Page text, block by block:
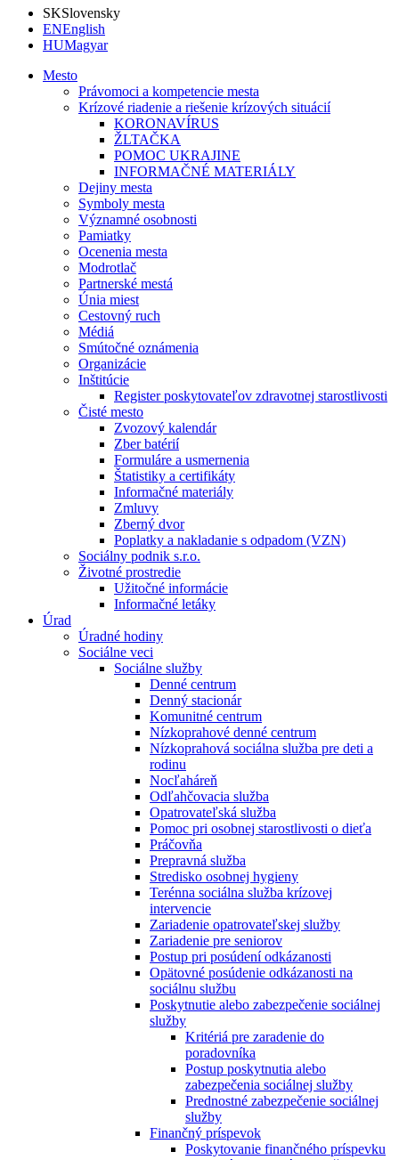
SKSlovensky
ENEnglish
HUMagyar
Mesto
Právomoci a kompetencie mesta
Krízové riadenie a riešenie krízových situácií
KORONAVÍRUS
ŽLTAČKA
POMOC UKRAJINE
INFORMAČNÉ MATERIÁLY
Dejiny mesta
Symboly mesta
Významné osobnosti
Pamiatky
Ocenenia mesta
Modrotlač
Partnerské mestá
Únia miest
Cestovný ruch
Médiá
Smútočné oznámenia
Organizácie
Inštitúcie
Register poskytovateľov zdravotnej starostlivosti
Čisté mesto
Zvozový kalendár
Zber batérií
Formuláre a usmernenia
Štatistiky a certifikáty
Informačné materiály
Zmluvy
Zberný dvor
Poplatky a nakladanie s odpadom (VZN)
Sociálny podnik s.r.o.
Životné prostredie
Užitočné informácie
Informačné letáky
Úrad
Úradné hodiny
Sociálne veci
Sociálne služby
Denné centrum
Denný stacionár
Komunitné centrum
Nízkoprahové denné centrum
Nízkoprahová sociálna služba pre deti a
rodinu
Nocľaháreň
Odľahčovacia služba
Opatrovateľská služba
Pomoc pri osobnej starostlivosti o dieťa
Práčovňa
Prepravná služba
Stredisko osobnej hygieny
Terénna sociálna služba krízovej
intervencie
Zariadenie opatrovateľskej služby
Zariadenie pre seniorov
Postup pri posúdení odkázanosti
Opätovné posúdenie odkázanosti na
sociálnu službu
Poskytnutie alebo zabezpečenie sociálnej
služby
Kritériá pre zaradenie do
poradovníka
Postup poskytnutia alebo
zabezpečenia sociálnej služby
Prednostné zabezpečenie sociálnej
služby
Finančný príspevok
Poskytovanie finančného príspevku